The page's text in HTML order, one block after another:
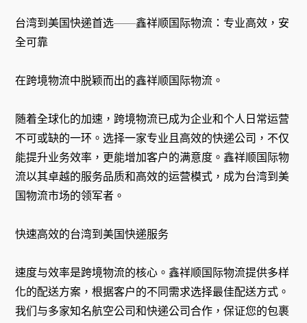
台湾到美国快递首选——鑫祥顺国际物流：专业高效，安
全可靠
在跨境物流中脱颖而出的鑫祥顺国际物流。
随着全球化的加速，跨境物流已成为企业和个人日常运营
不可或缺的一环。选择一家专业且高效的快递公司，不仅
能提升业务效率，更能增加客户的满意度。鑫祥顺国际物
流以其卓越的服务品质和高效的运营模式，成为台湾到美
国物流市场的领军者。
快速高效的台湾到美国快递服务
速度与效率是跨境物流的核心。鑫祥顺国际物流提供多样
化的配送方案，根据客户的不同需求选择最佳配送方式。
我们与多家知名航空公司和快递公司合作，保证您的包裹